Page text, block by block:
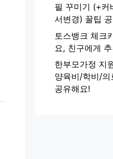
필 꾸미기 (+커
서변경) 꿀팁
토스뱅크 체크
요, 친구에게
한부모가정 지
양육비/학비/의
공유해요!